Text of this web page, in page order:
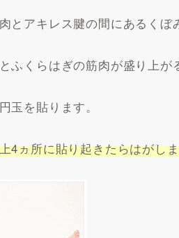
とアキレス腱の間にあるくぼ
ふくらはぎの筋肉が盛り上が
玉を貼ります。
4ヵ所に貼り起きたらはがし